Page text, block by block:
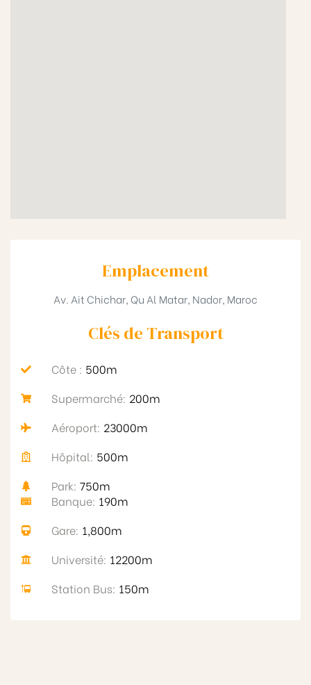
Emplacement
Av. Ait Chichar, Qu Al Matar, Nador, Maroc
Clés de Transport​
Côte : 500m
Supermarché: 200m
Aéroport: 23000m
Hôpital: 500m
Park: 750m
Banque: 190m
Gare: 1,800m
Université: 12200m
Station Bus: 150m